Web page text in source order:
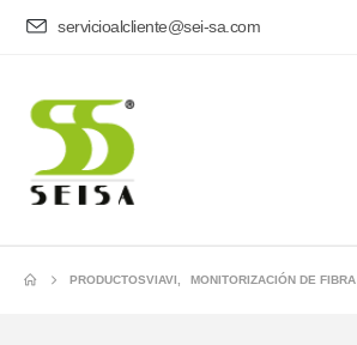
servicioalcliente@sei-sa.com
PRODUCTOSVIAVI MONITORIZACIÓN DE FIBRA